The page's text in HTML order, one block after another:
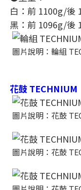
白：前 1100g/後
黑：前 1096g/後
圖片說明：輪組
花鼓 TECHNIUM
圖片說明：花鼓
圖片說明：花鼓